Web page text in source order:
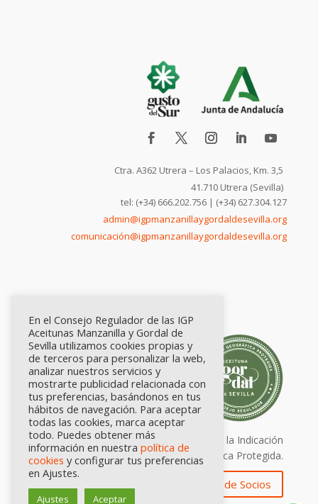
Ctra. A362 Utrera – Los Palacios, Km. 3,5
41.710 Utrera (Sevilla)
tel: (+34) 666.202.756 | (+34) 627.304.127
admin@igpmanzanillaygordaldesevilla.org
comunicación@igpmanzanillaygordaldesevilla.org
Calidad certificada por Origen. Sellos de la Indicación
Geográfica Protegida.
Zona de Socios
En el Consejo Regulador de las IGP
Aceitunas Manzanilla y Gordal de
Sevilla utilizamos cookies propias y
de terceros para personalizar la web,
analizar nuestros servicios y
mostrarte publicidad relacionada con
tus preferencias, basándonos en tus
hábitos de navegación. Para aceptar
todas las cookies, marca aceptar
todo. Puedes obtener más
información en nuestra política de
cookies y configurar tus preferencias
en Ajustes.
Ajustes Aceptar